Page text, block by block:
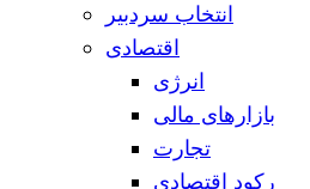
انتخاب سردبیر
اقتصادی
انرژی
بازارهای مالی
تجارت
رکود اقتصادی